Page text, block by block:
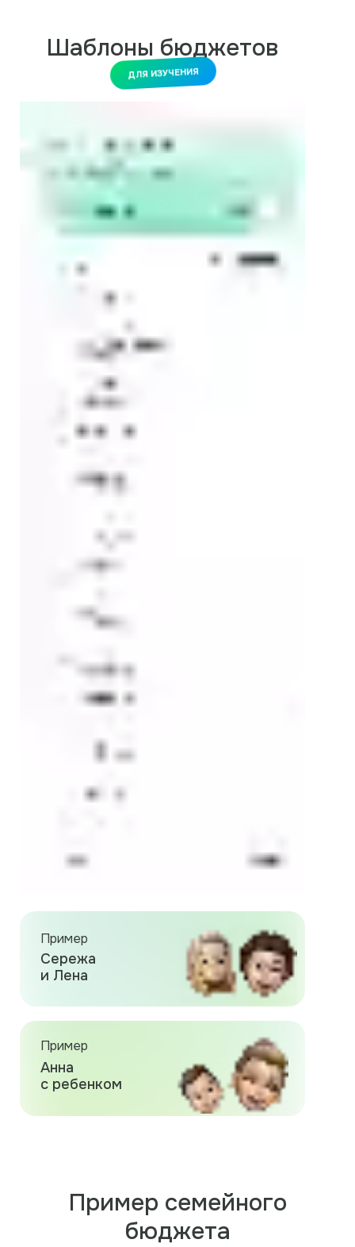
ДЛЯ ИЗУЧЕНИЯ
Анна
с ребенком
Сережа
и Лена
Пример
Пример
Шаблоны бюджетов
Пример семейного
бюджета